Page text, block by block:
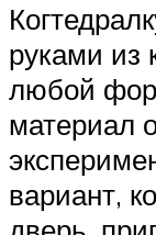
руками из
любой
материал
вариант,